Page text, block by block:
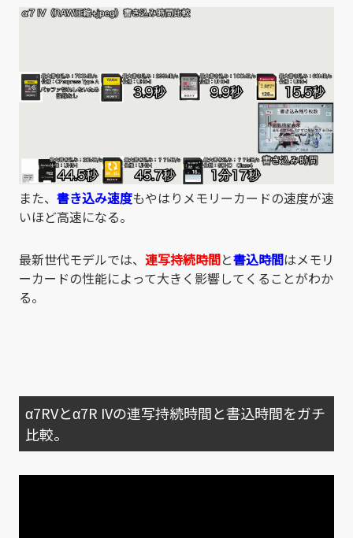
また、 書き込み速度もやはりメモリーカードの速度が速
いほど高速になる。
最新世代モデルでは、 連写持続時間と書込時間はメモリ
ーカードの性能によって大きく影響してくることがわか
る。
α7RVとα7R IVの連写持続時間と書込時間をガチ
比較。